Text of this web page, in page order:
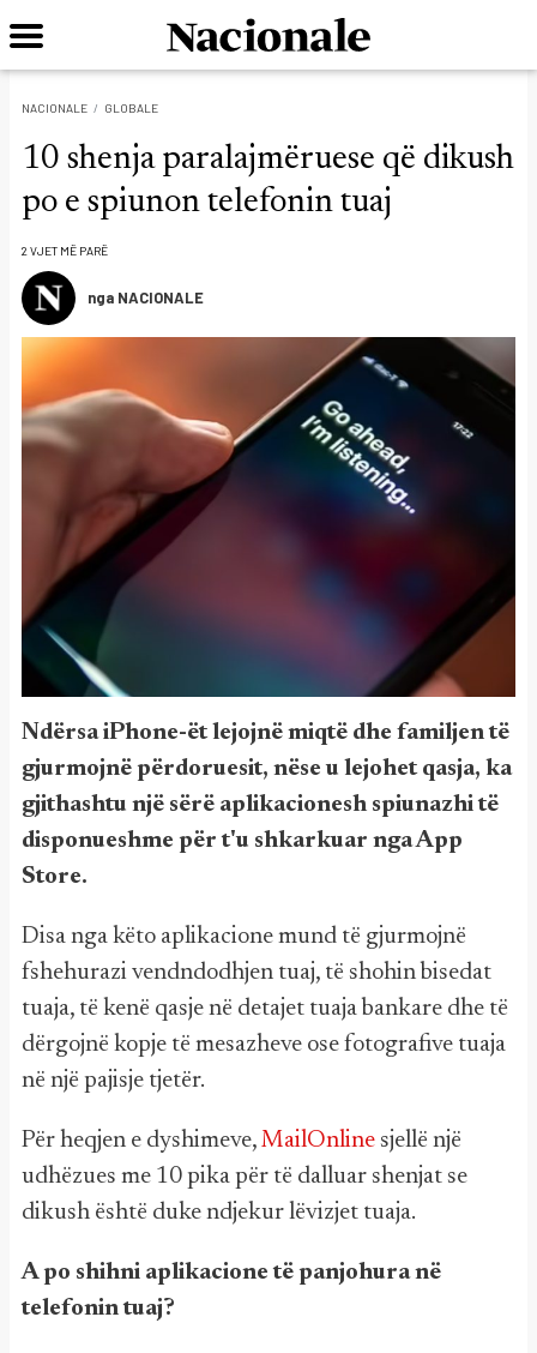
NACIONALE GLOBALE
10 shenja paralajmëruese që dikush
po e spiunon telefonin tuaj
2 VJET MË PARË
nga NACIONALE
Ndërsa iPhone-ët lejojnë miqtë dhe familjen të
gjurmojnë përdoruesit, nëse u lejohet qasja, ka
gjithashtu një sërë aplikacionesh spiunazhi të
disponueshme për t'u shkarkuar nga App
Store.
Disa nga këto aplikacione mund të gjurmojnë
fshehurazi vendndodhjen tuaj, të shohin bisedat
tuaja, të kenë qasje në detajet tuaja bankare dhe të
dërgojnë kopje të mesazheve ose fotografive tuaja
në një pajisje tjetër.
Për heqjen e dyshimeve, MailOnline sjellë një
udhëzues me 10 pika për të dalluar shenjat se
dikush është duke ndjekur lëvizjet tuaja.
A po shihni aplikacione të panjohura në
telefonin tuaj?